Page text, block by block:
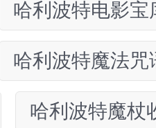
哈利波特电影宝
哈利波特魔法咒
哈利波特魔杖